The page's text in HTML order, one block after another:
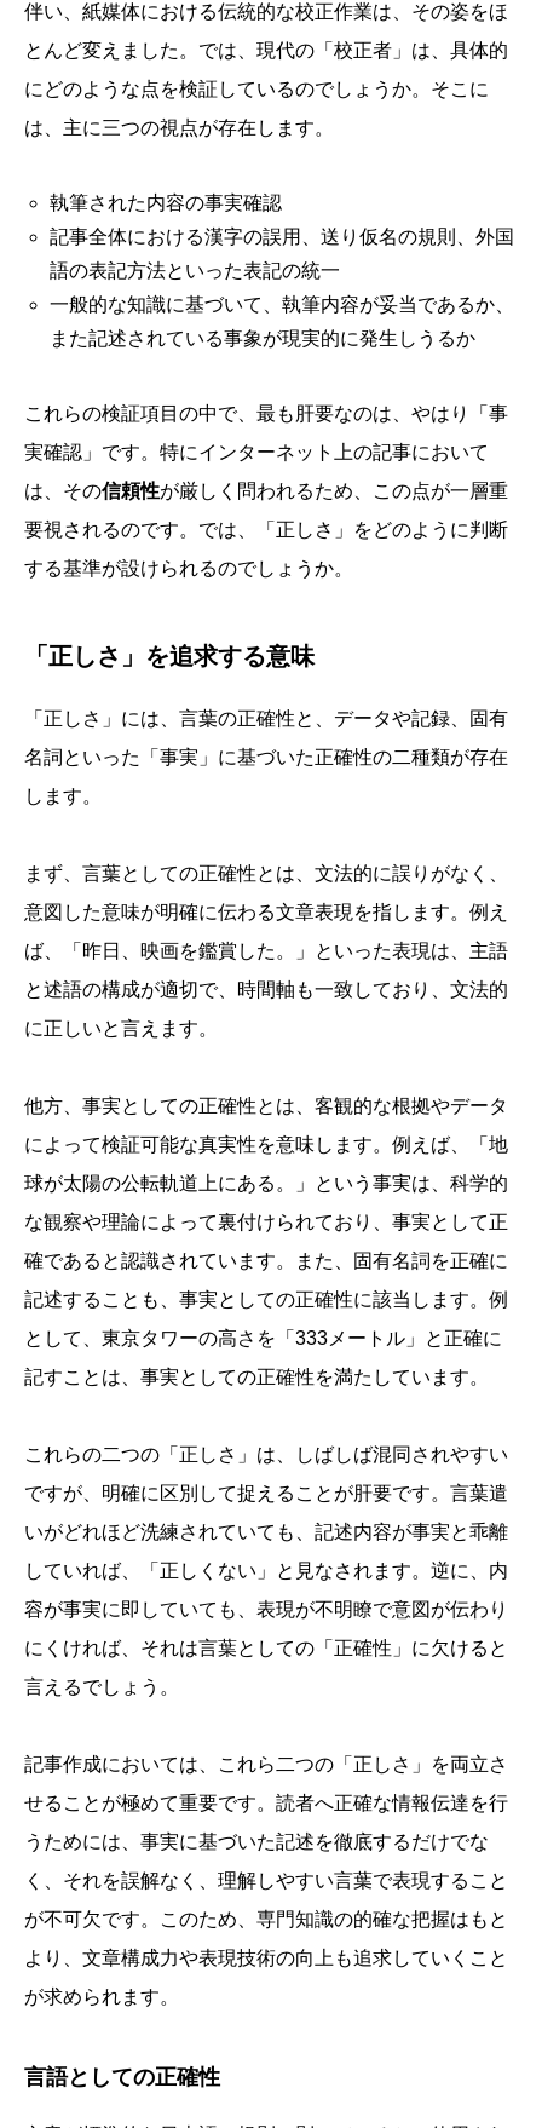
伴い、紙媒体における伝統的な校正作業は、その姿をほ
とんど変えました。では、現代の「校正者」は、具体的
にどのような点を検証しているのでしょうか。そこに
は、主に三つの視点が存在します。
執筆された内容の事実確認
記事全体における漢字の誤用、送り仮名の規則、外国
語の表記方法といった表記の統一
一般的な知識に基づいて、執筆内容が妥当であるか、
また記述されている事象が現実的に発生しうるか
これらの検証項目の中で、最も肝要なのは、やはり「事
実確認」です。特にインターネット上の記事において
は、その信頼性が厳しく問われるため、この点が一層重
要視されるのです。では、「正しさ」をどのように判断
する基準が設けられるのでしょうか。
「正しさ」を追求する意味
「正しさ」には、言葉の正確性と、データや記録、固有
名詞といった「事実」に基づいた正確性の二種類が存在
します。
まず、言葉としての正確性とは、文法的に誤りがなく、
意図した意味が明確に伝わる文章表現を指します。例え
ば、「昨日、映画を鑑賞した。」といった表現は、主語
と述語の構成が適切で、時間軸も一致しており、文法的
に正しいと言えます。
他方、事実としての正確性とは、客観的な根拠やデータ
によって検証可能な真実性を意味します。例えば、「地
球が太陽の公転軌道上にある。」という事実は、科学的
な観察や理論によって裏付けられており、事実として正
確であると認識されています。また、固有名詞を正確に
記述することも、事実としての正確性に該当します。例
として、東京タワーの高さを「333メートル」と正確に
記すことは、事実としての正確性を満たしています。
これらの二つの「正しさ」は、しばしば混同されやすい
ですが、明確に区別して捉えることが肝要です。言葉遣
いがどれほど洗練されていても、記述内容が事実と乖離
していれば、「正しくない」と見なされます。逆に、内
容が事実に即していても、表現が不明瞭で意図が伝わり
にくければ、それは言葉としての「正確性」に欠けると
言えるでしょう。
記事作成においては、これら二つの「正しさ」を両立さ
せることが極めて重要です。読者へ正確な情報伝達を行
うためには、事実に基づいた記述を徹底するだけでな
く、それを誤解なく、理解しやすい言葉で表現すること
が不可欠です。このため、専門知識の的確な把握はもと
より、文章構成力や表現技術の向上も追求していくこと
が求められます。
言語としての正確性